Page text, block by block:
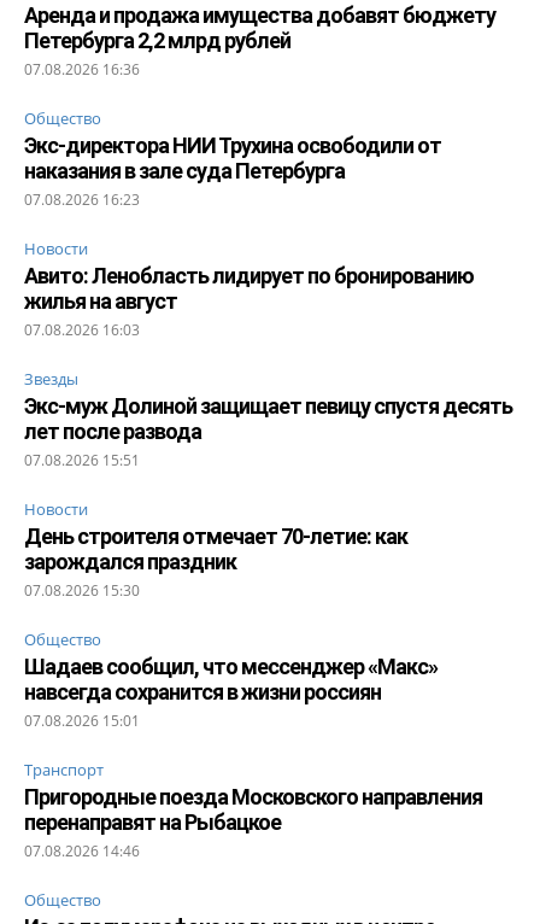
Аренда и продажа имущества добавят бюджету
Петербурга 2,2 млрд рублей
07.08.2026 16:36
Общество
Экс-директора НИИ Трухина освободили от
наказания в зале суда Петербурга
07.08.2026 16:23
Новости
Авито: Ленобласть лидирует по бронированию
жилья на август
07.08.2026 16:03
Звезды
Экс-муж Долиной защищает певицу спустя десять
лет после развода
07.08.2026 15:51
Новости
День строителя отмечает 70-летие: как
зарождался праздник
07.08.2026 15:30
Общество
Шадаев сообщил, что мессенджер «Макс»
навсегда сохранится в жизни россиян
07.08.2026 15:01
Транспорт
Пригородные поезда Московского направления
перенаправят на Рыбацкое
07.08.2026 14:46
Общество